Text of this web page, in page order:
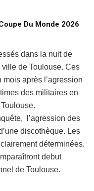
Du Monde 2026
dans la nuit de
de Toulouse. Ces
après l’agression
des militaires en
l’agression des
discothèque. Les
déterminées.
debut
de Toulouse.